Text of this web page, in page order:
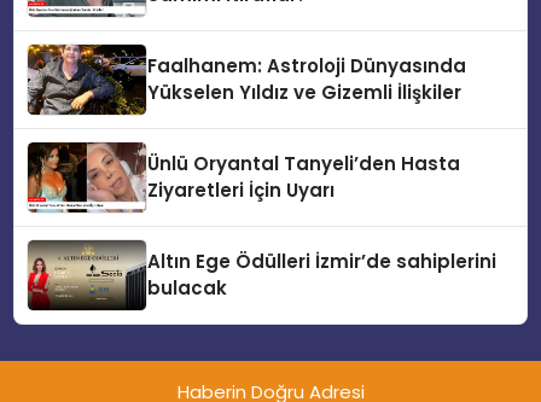
Faalhanem: Astroloji Dünyasında
Yükselen Yıldız ve Gizemli İlişkiler
Ünlü Oryantal Tanyeli’den Hasta
Ziyaretleri İçin Uyarı
Altın Ege Ödülleri İzmir’de sahiplerini
bulacak
Haberin Doğru Adresi